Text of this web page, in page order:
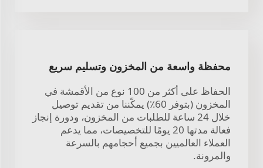
محفظة واسعة من المخزون وتسليم سريع
الحفاظ على أكثر من 100 نوع من الأقمشة في
المخزون (بتوفر 60٪) يمكّننا من تقديم توصيل
خلال 24 ساعة للطلبات من المخزون، ودورة إنجاز
فعالة مدتها 20 يومًا للتخصيصات، مما يدعم
العملاء العالميين بجميع أحجامهم بالسرعة
والمرونة.